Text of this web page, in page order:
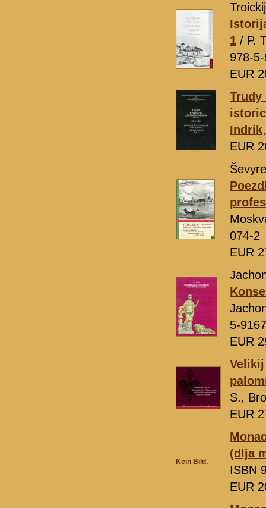
1 / P.
978-
EUR
Trudy
Indrik
EUR
074-2
EUR
5-
EUR
S.,
EUR
Kein Bild.
(dlja
ISBN
EUR